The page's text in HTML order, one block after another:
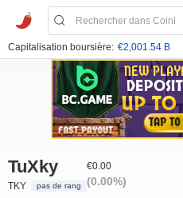
Capitalisation boursière: €2,001.54 B
TuXky
TKY pas de rang
€0.00
(0.00%)